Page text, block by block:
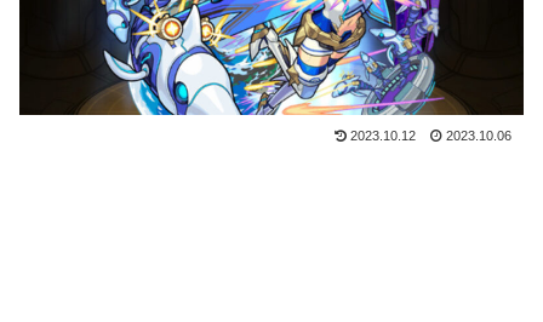
2023.10.12 2023.10.06